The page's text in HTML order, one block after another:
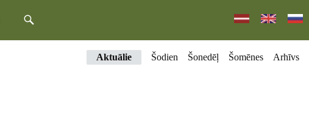
Aktuālie Šodien Šonedēļ Šomēnes Arhīvs